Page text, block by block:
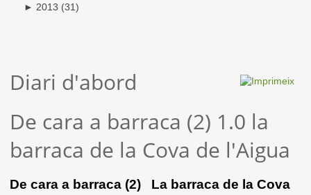
► 2013 (31)
Diari d'abord
De cara a barraca (2) 1.0 la
barraca de la Cova de l'Aigua
De cara a barraca (2) La barraca de la Cova